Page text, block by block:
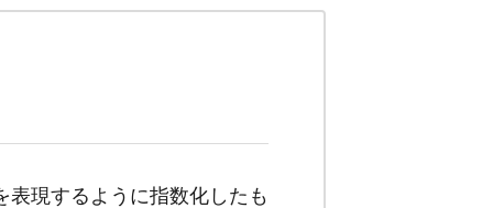
現するように指数化したも